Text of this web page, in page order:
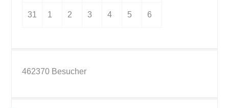
31 1 2 3 4 5 6
462370 Besucher